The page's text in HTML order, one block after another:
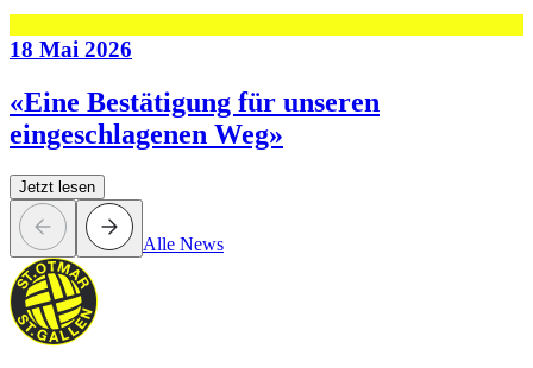
18 Mai 2026
«Eine Bestätigung für unseren
eingeschlagenen Weg»
Jetzt lesen
Alle News